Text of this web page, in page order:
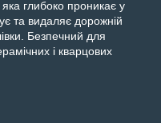
яка глибоко проникає у
та видаляє дорожній
Безпечний для
і кварцових